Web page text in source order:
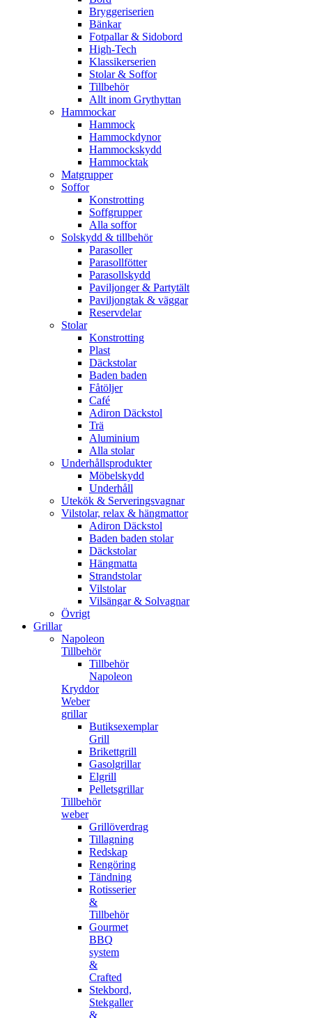
Bryggeriserien
Bänkar
Fotpallar & Sidobord
High-Tech
Klassikerserien
Stolar & Soffor
Tillbehör
Allt inom Grythyttan
Hammockar
Hammock
Hammockdynor
Hammockskydd
Hammocktak
Matgrupper
Soffor
Konstrotting
Soffgrupper
Alla soffor
Solskydd & tillbehör
Parasoller
Parasollfötter
Parasollskydd
Paviljonger & Partytält
Paviljongtak & väggar
Reservdelar
Stolar
Konstrotting
Plast
Däckstolar
Baden baden
Fåtöljer
Café
Adiron Däckstol
Trä
Aluminium
Alla stolar
Underhållsprodukter
Möbelskydd
Underhåll
Utekök & Serveringsvagnar
Vilstolar, relax & hängmattor
Adiron Däckstol
Baden baden stolar
Däckstolar
Hängmatta
Strandstolar
Vilstolar
Vilsängar & Solvagnar
Övrigt
Grillar
Napoleon
Tillbehör
Tillbehör
Napoleon
Kryddor
Weber
grillar
Butiksexemplar
Grill
Brikettgrill
Gasolgrillar
Elgrill
Pelletsgrillar
Tillbehör
weber
Grillöverdrag
Tillagning
Redskap
Rengöring
Tändning
Rotisserier
&
Tillbehör
Gourmet
BBQ
system
&
Crafted
Stekbord,
Stekgaller
&